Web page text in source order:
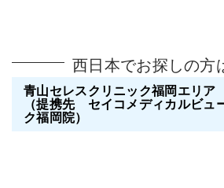
西日本でお探しの方
青山セレスクリニック福岡エリア
（提携先 セイコメディカルビュ
ク福岡院）